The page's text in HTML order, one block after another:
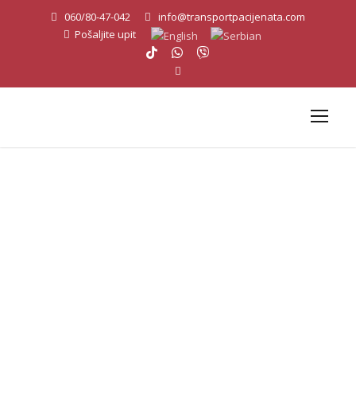
060/80-47-042
info@transportpacijenata.com
Pošaljite upit